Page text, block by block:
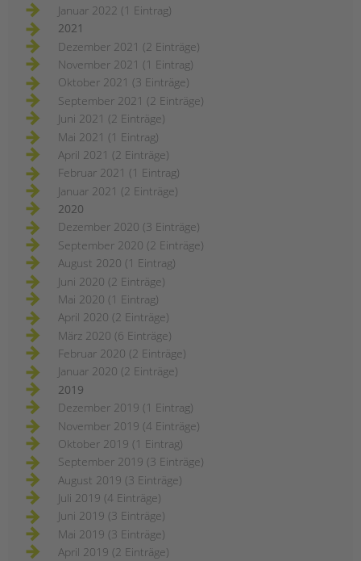
Januar 2022 (1 Eintrag)
2021
Dezember 2021 (2 Einträge)
November 2021 (1 Eintrag)
Oktober 2021 (3 Einträge)
September 2021 (2 Einträge)
Juni 2021 (2 Einträge)
Mai 2021 (1 Eintrag)
April 2021 (2 Einträge)
Februar 2021 (1 Eintrag)
Januar 2021 (2 Einträge)
2020
Dezember 2020 (3 Einträge)
September 2020 (2 Einträge)
August 2020 (1 Eintrag)
Juni 2020 (2 Einträge)
Mai 2020 (1 Eintrag)
April 2020 (2 Einträge)
März 2020 (6 Einträge)
Februar 2020 (2 Einträge)
Januar 2020 (2 Einträge)
2019
Dezember 2019 (1 Eintrag)
November 2019 (4 Einträge)
Oktober 2019 (1 Eintrag)
September 2019 (3 Einträge)
August 2019 (3 Einträge)
Juli 2019 (4 Einträge)
Juni 2019 (3 Einträge)
Mai 2019 (3 Einträge)
April 2019 (2 Einträge)